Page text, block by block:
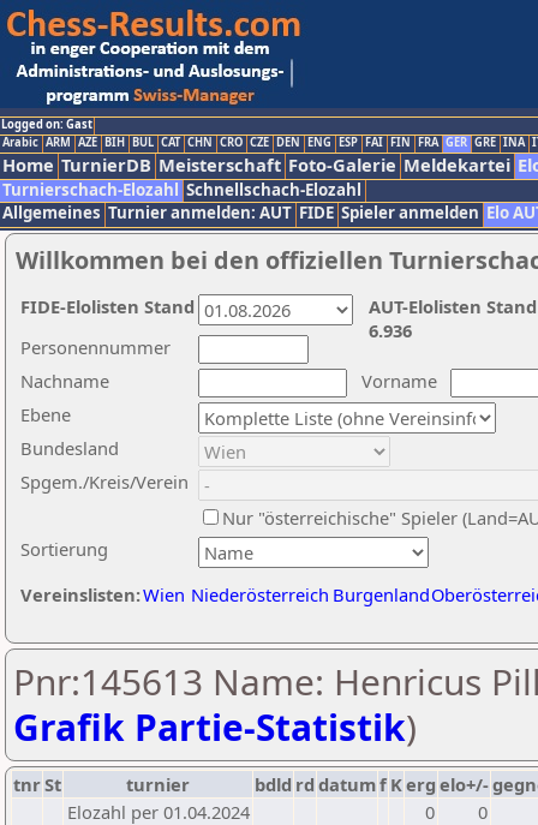
Logged on: Gast
Arabic ARM AZE BIH BUL CAT CHN CRO CZE DEN ENG ESP FAI FIN FRA GER GRE INA
Home TurnierDB Meisterschaft Foto-Galerie Meldekartei
Turnierschach-Elozahl Schnellschach-Elozahl
Allgemeines Turnier anmelden: AUT FIDE Spieler anmelden Elo
Willkommen bei den offiziellen
Nachname
Vorname
Ebene
Sortierung
Personennummer
Bundesland
Spgem./Kreis/Verein
Nur "österreichische" Spieler
Vereinslisten:Wien Niederösterreich Burgenland
AUT-Elolisten
6.936
FIDE-Elolisten Stand
Pnr:145613 Name: Henricus
Grafik Partie-Statistik)
tnrSt turnier bdld rd datumf Kerg elo+/-
Elozahl per 01.04.2024
0
0